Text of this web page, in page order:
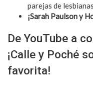
parejas de
¡Sarah Paulson y
De YouTube a
¡Calle y Poché
favorita!